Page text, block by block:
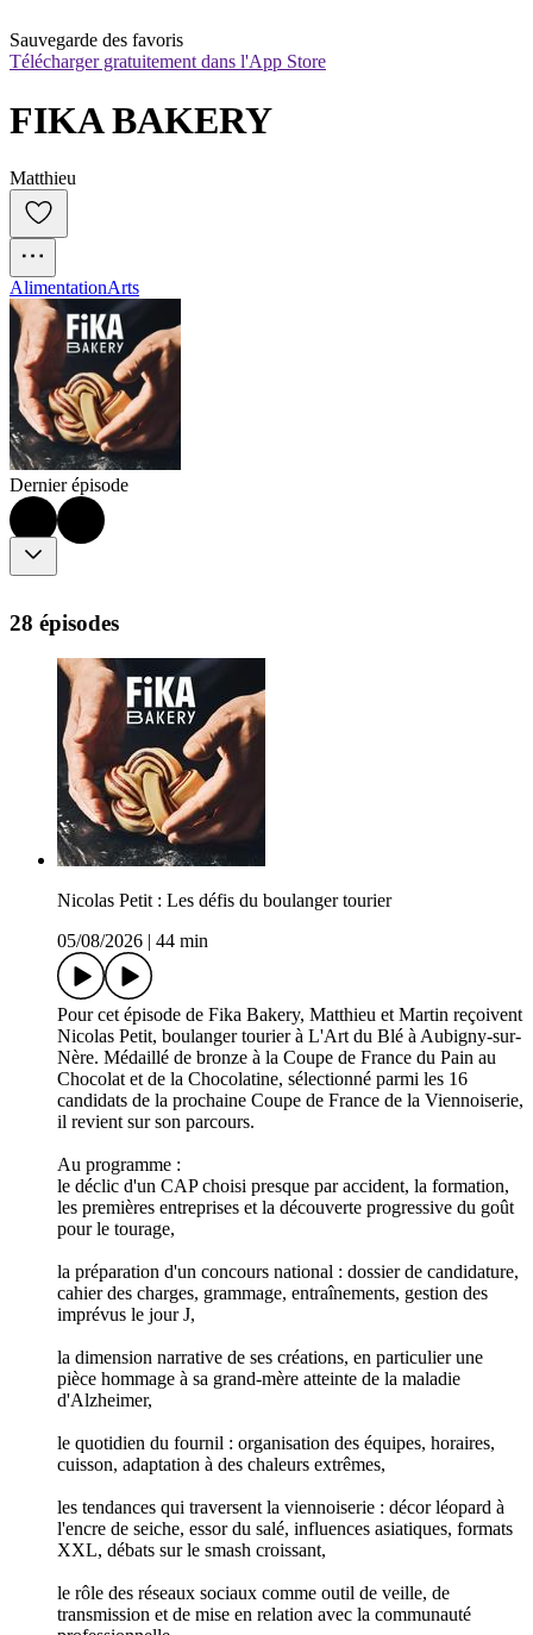
Sauvegarde des favoris
Télécharger gratuitement dans l'App Store
FIKA BAKERY
Matthieu
AlimentationArts
Dernier épisode
28 épisodes
Nicolas Petit : Les défis du boulanger tourier
05/08/2026
44 min
Pour cet épisode de Fika Bakery, Matthieu et Martin reçoivent
Nicolas Petit, boulanger tourier à L'Art du Blé à Aubigny-sur-
Nère. Médaillé de bronze à la Coupe de France du Pain au
Chocolat et de la Chocolatine, sélectionné parmi les 16
candidats de la prochaine Coupe de France de la Viennoiserie,
il revient sur son parcours.
Au programme :
le déclic d'un CAP choisi presque par accident, la formation,
les premières entreprises et la découverte progressive du goût
pour le tourage,
la préparation d'un concours national : dossier de candidature,
cahier des charges, grammage, entraînements, gestion des
imprévus le jour J,
la dimension narrative de ses créations, en particulier une
pièce hommage à sa grand-mère atteinte de la maladie
d'Alzheimer,
le quotidien du fournil : organisation des équipes, horaires,
cuisson, adaptation à des chaleurs extrêmes,
les tendances qui traversent la viennoiserie : décor léopard à
l'encre de seiche, essor du salé, influences asiatiques, formats
XXL, débats sur le smash croissant,
le rôle des réseaux sociaux comme outil de veille, de
transmission et de mise en relation avec la communauté